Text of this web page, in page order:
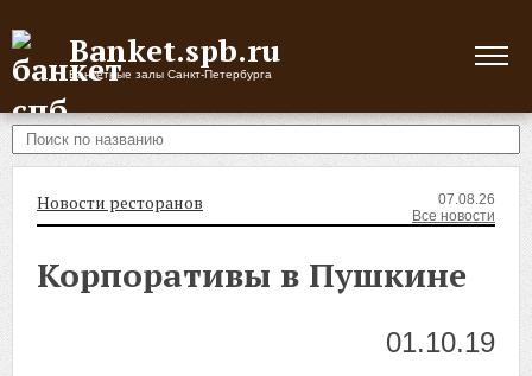
Banket.spb.ru
Банкетные залы Санкт-Петербурга
Новости ресторанов
07.08.26
Все новости
Корпоративы в Пушкине
01.10.19